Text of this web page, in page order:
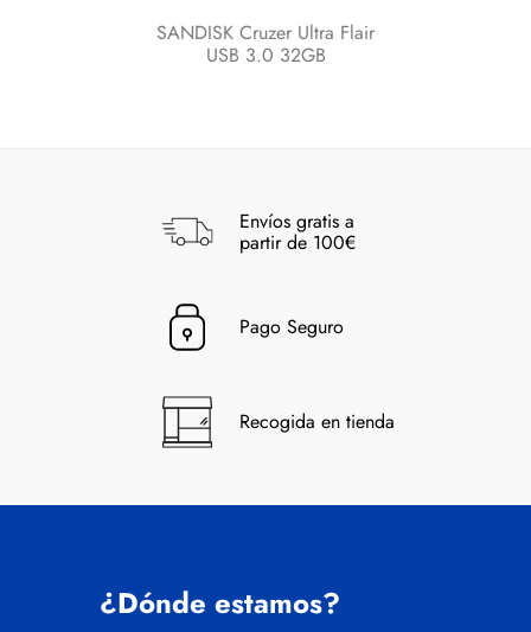
SANDISK Cruzer Ultra Flair
USB 3.0 32GB
Envíos gratis a
partir de 100€
Pago Seguro
Recogida en tienda
¿Dónde estamos?